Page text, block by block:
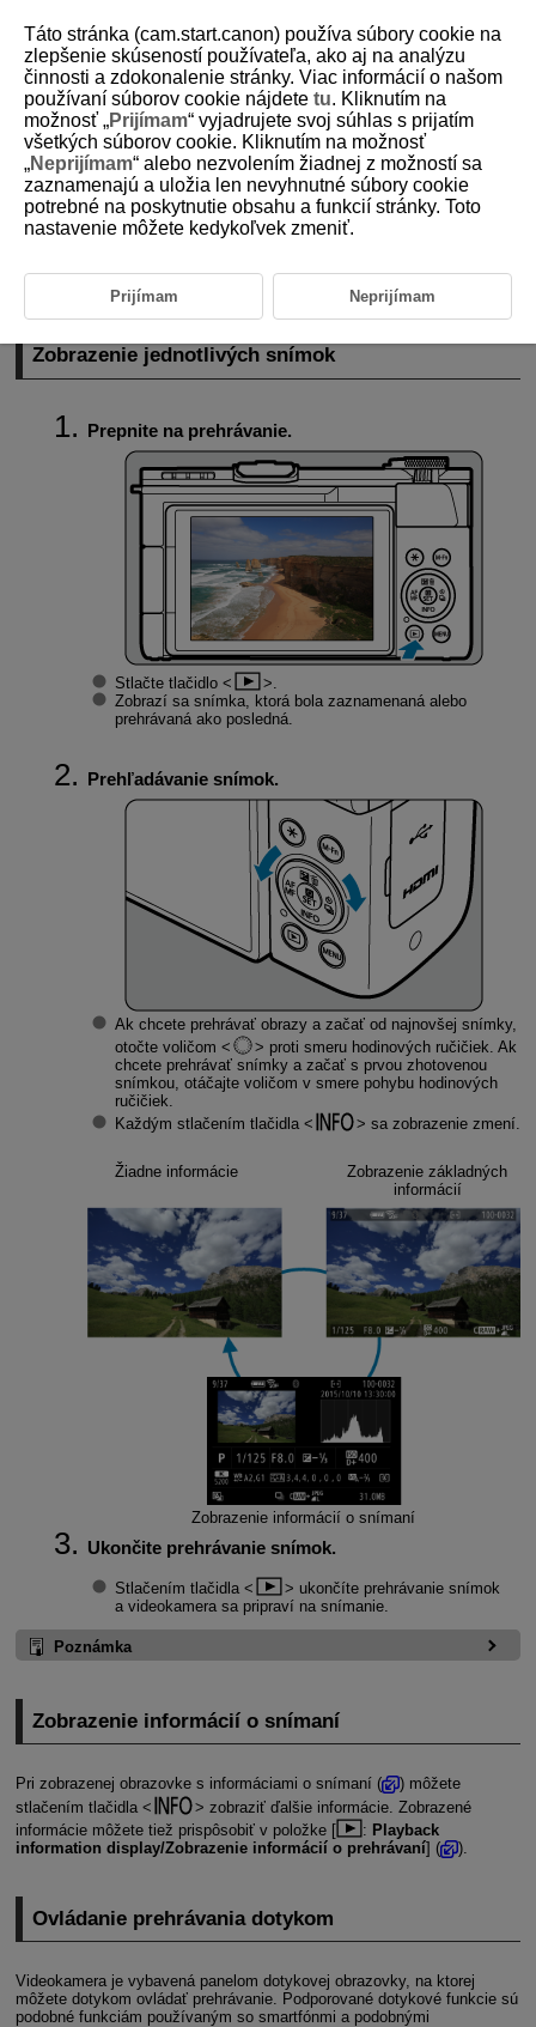
D292-110
Prehrávanie snímok
Zobrazenie jednotlivých snímok
Ovládanie prehrávania dotykom
Zobrazenie jednotlivých snímok
Prepnite na prehrávanie.
Stlačte tlačidlo
Zobrazí sa snímka, ktorá bola zaznamenaná alebo
prehrávaná ako posledná.
Prehľadávanie snímok.
Ak chcete prehrávať obrazy a začať od najnovšej snímky,
otočte voličom
proti smeru hodinových ručičiek. Ak
chcete prehrávať snímky a začať s prvou zhotovenou
snímkou, otáčajte voličom v smere pohybu hodinových
ručičiek.
Každým stlačením tlačidla
sa zobrazenie zmení.
Žiadne informácie
Zobrazenie základných
informácií
Zobrazenie informácií o snímaní
Ukončite prehrávanie snímok.
Stlačením tlačidla
ukončíte prehrávanie snímok
a videokamera sa pripraví na snímanie.
Poznámka
Zobrazenie informácií o snímaní
Pri zobrazenej obrazovke s informáciami o snímaní (
) môžete
stlačením tlačidla
zobraziť ďalšie informácie. Zobrazené
informácie môžete tiež prispôsobiť v položke [
: Playback
information display/Zobrazenie informácií o prehrávaní] ( ).
Ovládanie prehrávania dotykom
Videokamera je vybavená panelom dotykovej obrazovky, na ktorej
môžete dotykom ovládať prehrávanie. Podporované dotykové funkcie sú
podobné funkciám používaným so smartfónmi a podobnými
Táto stránka (cam.start.canon) používa súbory cookie na
zlepšenie skúseností používateľa, ako aj na analýzu
činnosti a zdokonalenie stránky. Viac informácií o našom
používaní súborov cookie nájdete tu. Kliknutím na
možnosť „Prijímam“ vyjadrujete svoj súhlas s prijatím
všetkých súborov cookie. Kliknutím na možnosť
„Neprijímam“ alebo nezvolením žiadnej z možností sa
zaznamenajú a uložia len nevyhnutné súbory cookie
potrebné na poskytnutie obsahu a funkcií stránky. Toto
nastavenie môžete kedykoľvek zmeniť.
Prijímam Neprijímam